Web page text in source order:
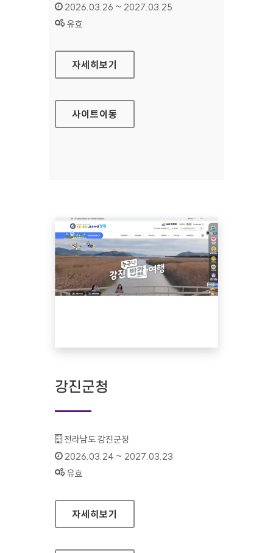
인증기간 :
2026.03.26 ~ 2027.03.25
상태 :
유효
국민행복카드
자세히보기
사이트이동
강진군청
기관명 :
전라남도 강진군청
인증기간 :
2026.03.24 ~ 2027.03.23
상태 :
유효
강진군청
자세히보기